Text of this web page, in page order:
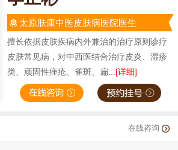
太原肤康中医皮肤病医院医生
擅长依据皮肤疾病内外兼治的治疗原则诊疗
皮肤常见病，对中西医结合治疗皮炎、湿疹
类、顽固性痤疮、雀斑、扁...[详细]
在线咨询